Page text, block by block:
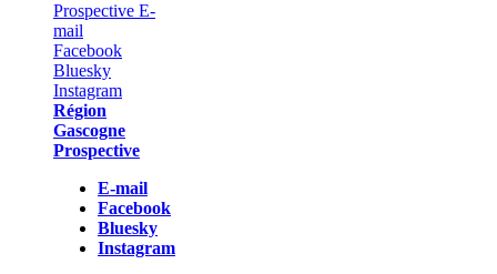
Région
Gascogne
Prospective
E-mail
Facebook
Bluesky
Instagram